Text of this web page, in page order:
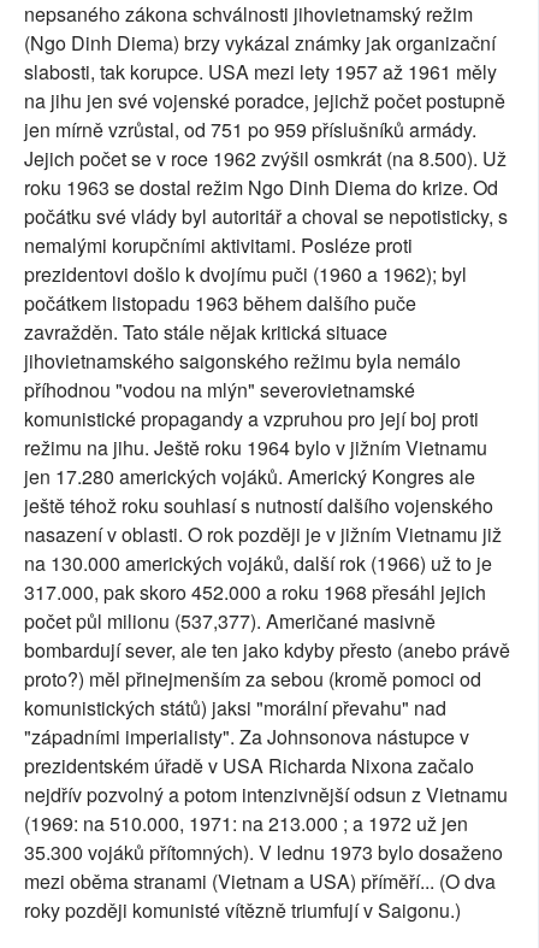
nepsaného zákona schválnosti jihovietnamský režim
(Ngo Dinh Diema) brzy vykázal známky jak organizační
slabosti, tak korupce. USA mezi lety 1957 až 1961 měly
na jihu jen své vojenské poradce, jejichž počet postupně
jen mírně vzrůstal, od 751 po 959 příslušníků armády.
Jejich počet se v roce 1962 zvýšil osmkrát (na 8.500). Už
roku 1963 se dostal režim Ngo Dinh Diema do krize. Od
počátku své vlády byl autoritář a choval se nepotisticky, s
nemalými korupčními aktivitami. Posléze proti
prezidentovi došlo k dvojímu puči (1960 a 1962); byl
počátkem listopadu 1963 během dalšího puče
zavražděn. Tato stále nějak kritická situace
jihovietnamského saigonského režimu byla nemálo
příhodnou "vodou na mlýn" severovietnamské
komunistické propagandy a vzpruhou pro její boj proti
režimu na jihu. Ještě roku 1964 bylo v jižním Vietnamu
jen 17.280 amerických vojáků. Americký Kongres ale
ještě téhož roku souhlasí s nutností dalšího vojenského
nasazení v oblasti. O rok později je v jižním Vietnamu již
na 130.000 amerických vojáků, další rok (1966) už to je
317.000, pak skoro 452.000 a roku 1968 přesáhl jejich
počet půl milionu (537,377). Američané masivně
bombardují sever, ale ten jako kdyby přesto (anebo právě
proto?) měl přinejmenším za sebou (kromě pomoci od
komunistických států) jaksi "morální převahu" nad
"západními imperialisty". Za Johnsonova nástupce v
prezidentském úřadě v USA Richarda Nixona začalo
nejdřív pozvolný a potom intenzivnější odsun z Vietnamu
(1969: na 510.000, 1971: na 213.000 ; a 1972 už jen
35.300 vojáků přítomných). V lednu 1973 bylo dosaženo
mezi oběma stranami (Vietnam a USA) příměří... (O dva
roky později komunisté vítězně triumfují v Saigonu.)